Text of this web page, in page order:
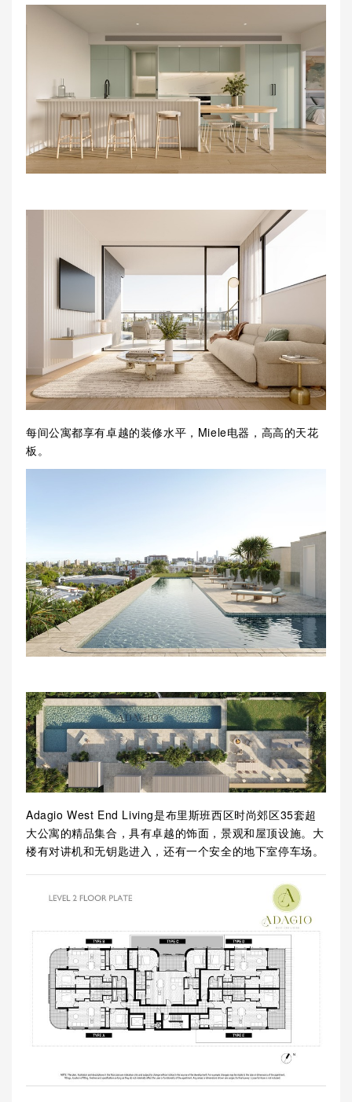
每间公寓都享有卓越的装修水平，Miele电器，高高的天花
板。
Adagio West End Living是布里斯班西区时尚郊区35套超
大公寓的精品集合，具有卓越的饰面，景观和屋顶设施。大
楼有对讲机和无钥匙进入，还有一个安全的地下室停车场。